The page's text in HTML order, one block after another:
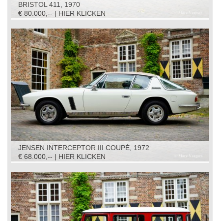
BRISTOL 411, 1970
€ 80.000,-- | HIER KLICKEN
JENSEN INTERCEPTOR III COUPÉ, 1972
€ 68.000,-- | HIER KLICKEN